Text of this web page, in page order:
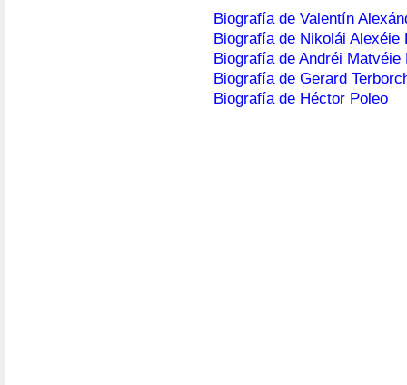
Biografía de Valentín
Biografía de Nikolái Alexéie
Biografía de Andréi Matvéie
Biografía de Gerard
Biografía de Héctor Poleo